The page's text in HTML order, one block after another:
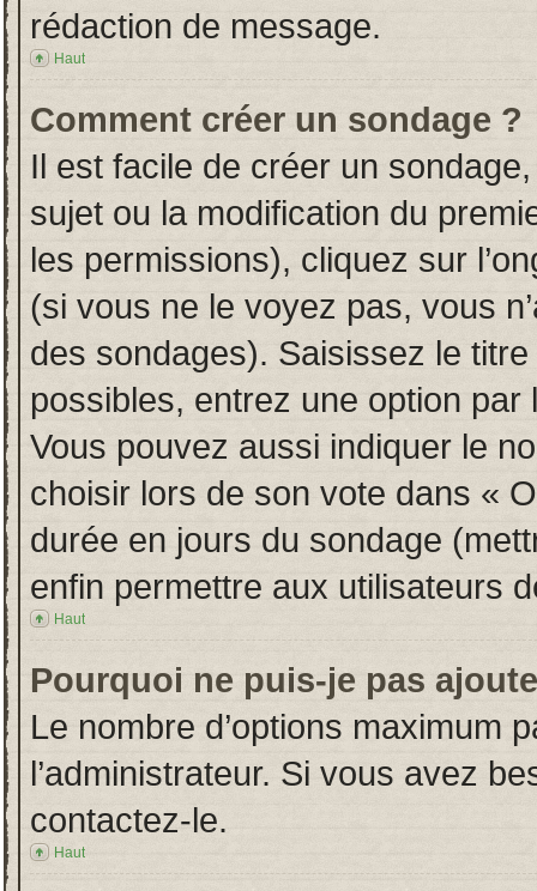
rédaction de message.
Haut
Comment créer un sondage ?
Il est facile de créer un
sujet ou la modification du
les permissions), cliquez sur
(si vous ne le voyez pas, vous
des sondages). Saisissez le
possibles, entrez une option
Vous pouvez aussi indiquer le
choisir lors de son vote dans «
durée en jours du sondage
enfin permettre aux utilisateurs
Haut
Pourquoi ne puis-je pas
Le nombre d’options maximum
l’administrateur. Si vous avez
contactez-le.
Haut